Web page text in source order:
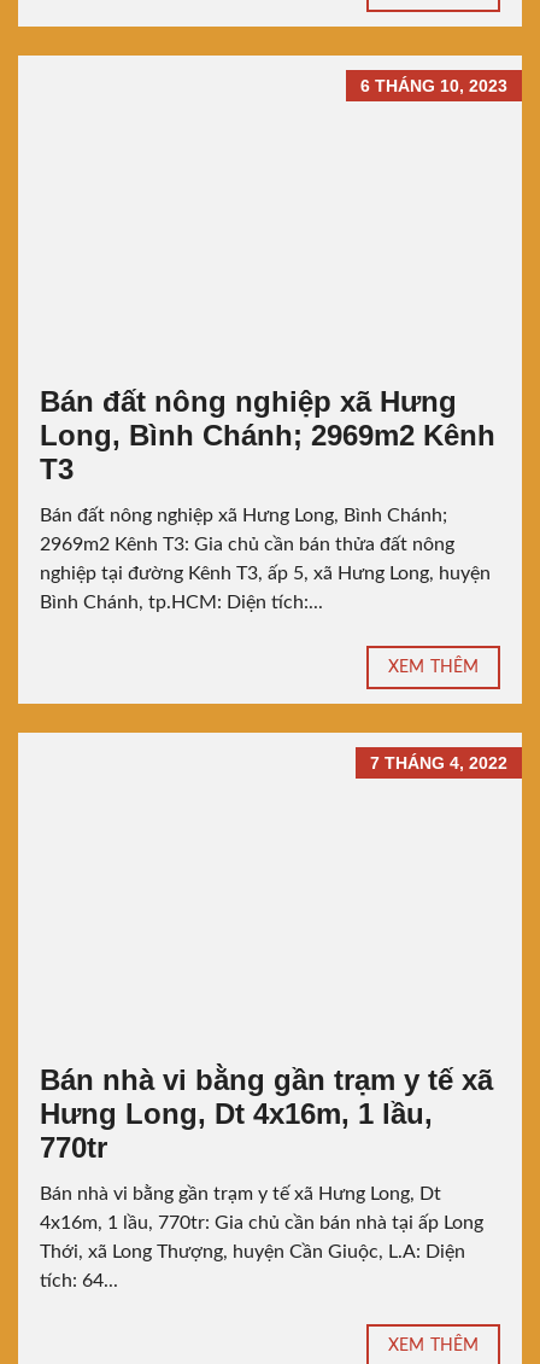
6 THÁNG 10, 2023
Bán đất nông nghiệp xã Hưng
Long, Bình Chánh; 2969m2 Kênh
T3
Bán đất nông nghiệp xã Hưng Long, Bình Chánh;
2969m2 Kênh T3: Gia chủ cần bán thửa đất nông
nghiệp tại đường Kênh T3, ấp 5, xã Hưng Long, huyện
Bình Chánh, tp.HCM: Diện tích:...
XEM THÊM
7 THÁNG 4, 2022
Bán nhà vi bằng gần trạm y tế xã
Hưng Long, Dt 4x16m, 1 lầu,
770tr
Bán nhà vi bằng gần trạm y tế xã Hưng Long, Dt
4x16m, 1 lầu, 770tr: Gia chủ cần bán nhà tại ấp Long
Thới, xã Long Thượng, huyện Cần Giuộc, L.A: Diện
tích: 64...
XEM THÊM